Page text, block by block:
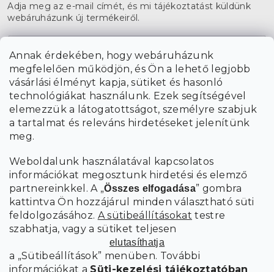
Annak érdekében, hogy webáruházunk
megfelelően működjön, és Ön a lehető legjobb
vásárlási élményt kapja, sütiket és hasonló
technológiákat használunk. Ezek segítségével
elemezzük a látogatottságot, személyre szabjuk
a tartalmat és releváns hirdetéseket jelenítünk
meg.
Weboldalunk használatával kapcsolatos
információkat megosztunk hirdetési és elemző
partnereinkkel. A „Összes elfogadása” gombra
kattintva Ön hozzájárul minden választható süti
feldolgozásához. A sütibeállításokat testre
szabhatja, vagy a sütiket teljesen
elutasíthatja
a „Sütibeállítások” menüben. További
információkat a Süti-kezelési tájékoztatóban
Adja meg az e-mail címét, és mi tájékoztatást küldünk
webáruházunk új termékeiről.
A hírlevelekre való feliratkozással egyetérteka személyes
adatok feldolgozásával.
FELIRATKOZÁS